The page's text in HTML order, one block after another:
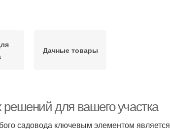
Дачные товары
для вашего участка
садовода ключевым элементом является